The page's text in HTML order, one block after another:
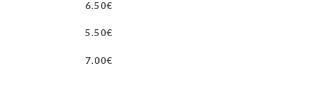
6.50€
5.50€
7.00€